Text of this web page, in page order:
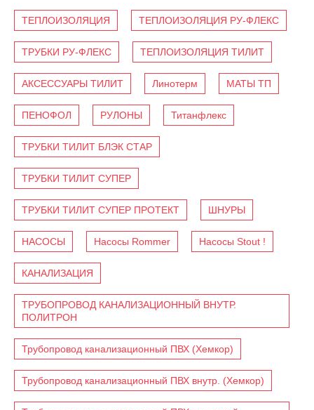
ТЕПЛОИЗОЛЯЦИЯ ТЕПЛОИЗОЛЯЦИЯ РУ-ФЛЕКС
ТРУБКИ РУ-ФЛЕКС ТЕПЛОИЗОЛЯЦИЯ ТИЛИТ
АКСЕССУАРЫ ТИЛИТ Линотерм МАТЫ ТП
ПЕНОФОЛ РУЛОНЫ Титанфлекс
ТРУБКИ ТИЛИТ БЛЭК СТАР
ТРУБКИ ТИЛИТ СУПЕР
ТРУБКИ ТИЛИТ СУПЕР ПРОТЕКТ ШНУРЫ
НАСОСЫ Насосы Rommer Насосы Stout !
КАНАЛИЗАЦИЯ
ТРУБОПРОВОД КАНАЛИЗАЦИОННЫЙ ВНУТР.
ПОЛИТРОН
Трубопровод канализационный ПВХ (Хемкор)
Трубопровод канализационный ПВХ внутр. (Хемкор)